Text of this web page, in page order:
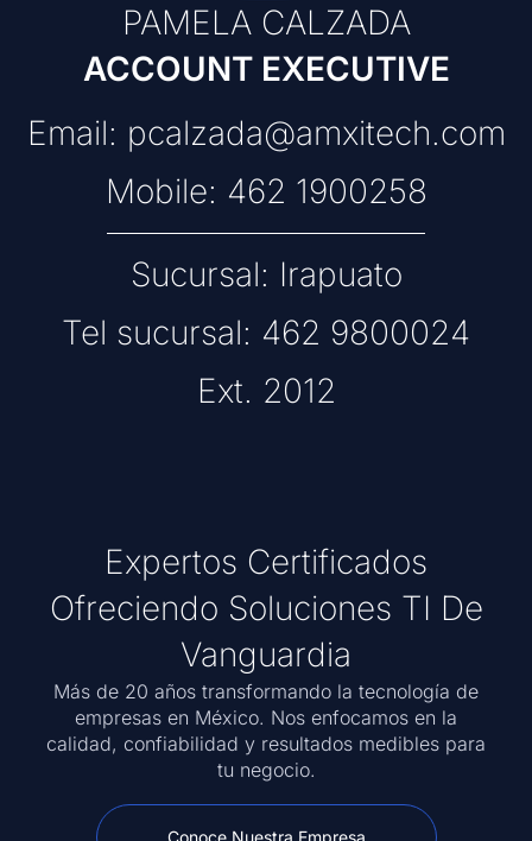
PAMELA CALZADA
ACCOUNT EXECUTIVE
Email: pcalzada@amxitech.com
Mobile: 462 1900258
Sucursal: Irapuato
Tel sucursal: 462 9800024
Ext. 2012
Expertos Certificados
Ofreciendo Soluciones TI De
Vanguardia
Más de 20 años transformando la tecnología de
empresas en México. Nos enfocamos en la
calidad, confiabilidad y resultados medibles para
tu negocio.
Conoce Nuestra Empresa